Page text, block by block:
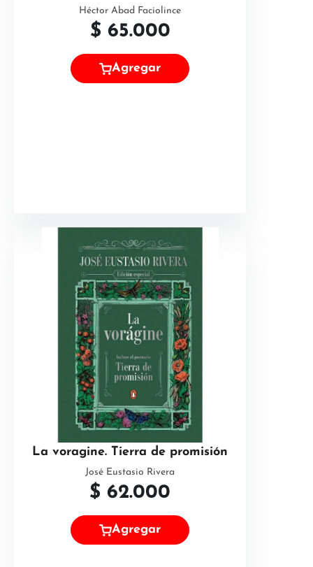
Héctor Abad Faciolince
$ 65.000
Agregar
La voragine. Tierra de promisión
José Eustasio Rivera
$ 62.000
Agregar